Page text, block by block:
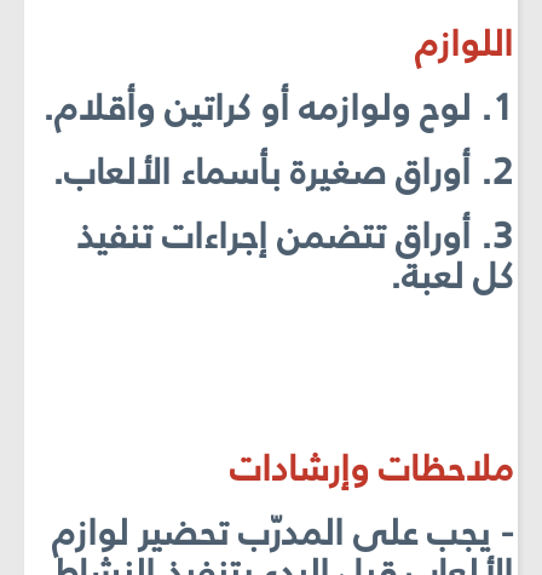
اللوازم
1. لوح ولوازمه أو كراتين وأقلام.
2. أوراق صغيرة بأسماء الألعاب.
3. أوراق تتضمن إجراءات تنفيذ
كل لعبة.
ملاحظات وإرشادات
- يجب على المدرّب تحضير لوازم